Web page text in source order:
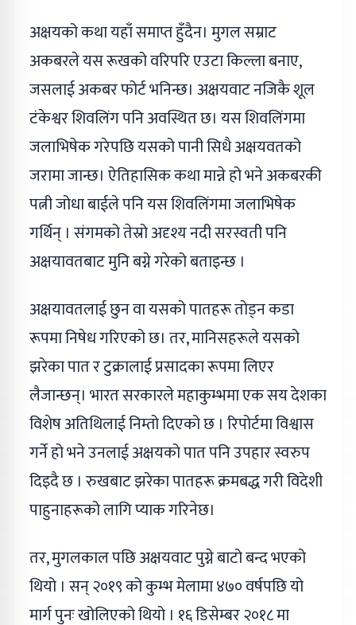
अक्षयको कथा यहाँ समाप्त हुँदैन। मुगल सम्राट
अकबरले यस रूखको वरिपरि एउटा किल्ला बनाए,
जसलाई अकबर फोर्ट भनिन्छ। अक्षयवाट नजिकै शूल
टंकेश्वर शिवलिंग पनि अवस्थित छ। यस शिवलिंगमा
जलाभिषेक गरेपछि यसको पानी सिधै अक्षयवतको
जरामा जान्छ। ऐतिहासिक कथा मान्ने हो भने अकबरकी
पत्नी जोधा बाईले पनि यस शिवलिंगमा जलाभिषेक
गर्थिन् । संगमको तेस्रो अदृश्य नदी सरस्वती पनि
अक्षयावतबाट मुनि बग्ने गरेको बताइन्छ ।
अक्षयावतलाई छुन वा यसको पातहरू तोड्न कडा
रूपमा निषेध गरिएको छ। तर, मानिसहरूले यसको
झरेका पात र टुक्रालाई प्रसादका रूपमा लिएर
लैजान्छन्। भारत सरकारले महाकुम्भमा एक सय देशका
विशेष अतिथिलाई निम्तो दिएको छ । रिपोर्टमा विश्वास
गर्ने हो भने उनलाई अक्षयको पात पनि उपहार स्वरुप
दिइदै छ । रुखबाट झरेका पातहरू क्रमबद्ध गरी विदेशी
पाहुनाहरूको लागि प्याक गरिनेछ।
तर, मुगलकाल पछि अक्षयवाट पुग्ने बाटो बन्द भएको
थियो । सन् २०१९ को कुम्भ मेलामा ४७० वर्षपछि यो
मार्ग पुनः खोलिएको थियो । १६ डिसेम्बर २०१८ मा